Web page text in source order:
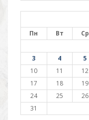
Пн Вт Ср
3
4 5
10
11 12
17
18 19
24
25 26
31